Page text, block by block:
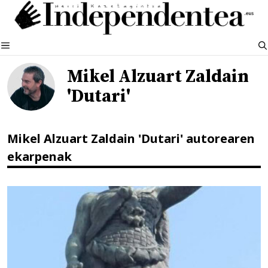
Edukira
salto
MENUA
Mikel Alzuart Zaldain
'Dutari'
Mikel Alzuart Zaldain 'Dutari' autorearen
ekarpenak